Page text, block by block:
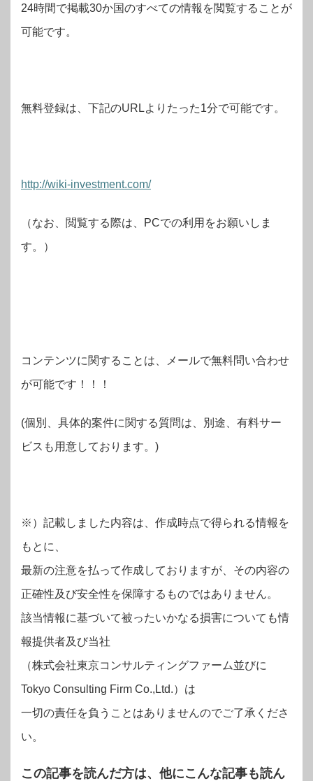
24時間で掲載30か国のすべての情報を閲覧することが
可能です。
無料登録は、下記のURLよりたった1分で可能です。
http://wiki-investment.com/
（なお、閲覧する際は、PCでの利用をお願いしま
す。）
コンテンツに関することは、メールで無料問い合わせ
が可能です！！！
(個別、具体的案件に関する質問は、別途、有料サー
ビスも用意しております。)
※）記載しました内容は、作成時点で得られる情報を
もとに、
最新の注意を払って作成しておりますが、その内容の
正確性及び安全性を保障するものではありません。
該当情報に基づいて被ったいかなる損害についても情
報提供者及び当社
（株式会社東京コンサルティングファーム並びに
Tokyo Consulting Firm Co.,Ltd.）は
一切の責任を負うことはありませんのでご了承くださ
い。
この記事を読んだ方は、他にこんな記事も読ん